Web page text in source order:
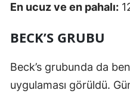
En ucuz ve en pahalı:
BECK’S GRUBU
Beck’s grubunda da
uygulaması görüldü.